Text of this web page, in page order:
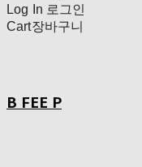
Log In 로그인
Cart장바구니
B FEE P